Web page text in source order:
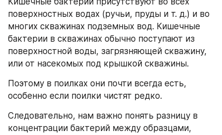
поверхностных водах (ручьи, пруды и т. д.) и во
многих скважинах подземных вод. Кишечные
бактерии в скважинах обычно поступают из
поверхностной воды, загрязняющей скважину,
или от насекомых под крышкой скважины.
Поэтому в поилках они почти всегда есть,
особенно если поилки чистят редко.
Следовательно, нам важно понять разницу в
концентрации бактерий между образцами,